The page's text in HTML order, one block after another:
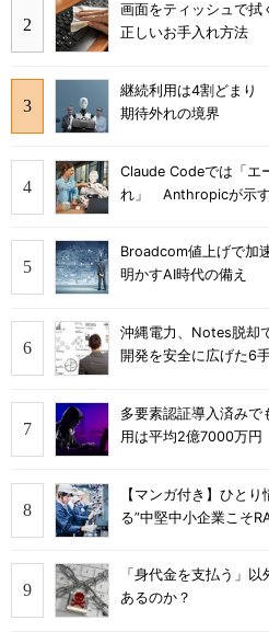
画面をティッシュで
正しいお手入れ方法
継続利用は4割どまり
期待外れの境界
Claude Codeでは「エ
れ」 Anthropicが示
Broadcom値上げで加
明かすAI時代の備え
沖縄電力、Notes脱
開発を安全に広げた6
多要素認証導入済み
用は平均2億7000万円
【マンガ付き】ひと
る”中堅中小企業こそ
「身代金を支払う」
あるのか？